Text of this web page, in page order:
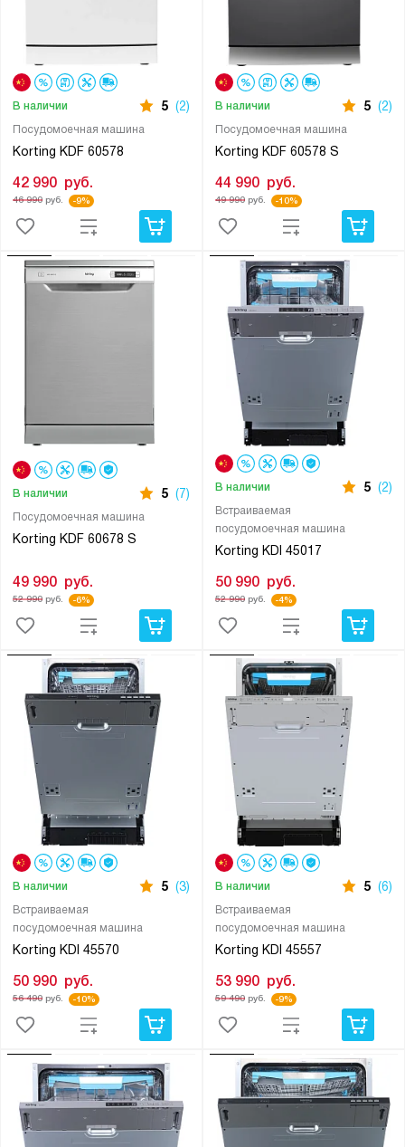
Посудомоечная машина
Korting KDF 60578
В наличии 5 (2)
42 990 руб.
46 990руб. -9%
Посудомоечная машина
Korting KDF 60578 S
В наличии 5 (2)
44 990 руб.
49 990руб. -10%
Посудомоечная машина
Korting KDF 60678 S
В наличии 5 (7)
49 990 руб.
52 990руб. -6%
Встраиваемая
посудомоечная машина
Korting KDI 45017
В наличии 5 (2)
50 990 руб.
52 990руб. -4%
Встраиваемая
посудомоечная машина
Korting KDI 45570
В наличии 5 (3)
50 990 руб.
56 490руб. -10%
Встраиваемая
посудомоечная машина
Korting KDI 45557
В наличии 5 (6)
53 990 руб.
59 490руб. -9%